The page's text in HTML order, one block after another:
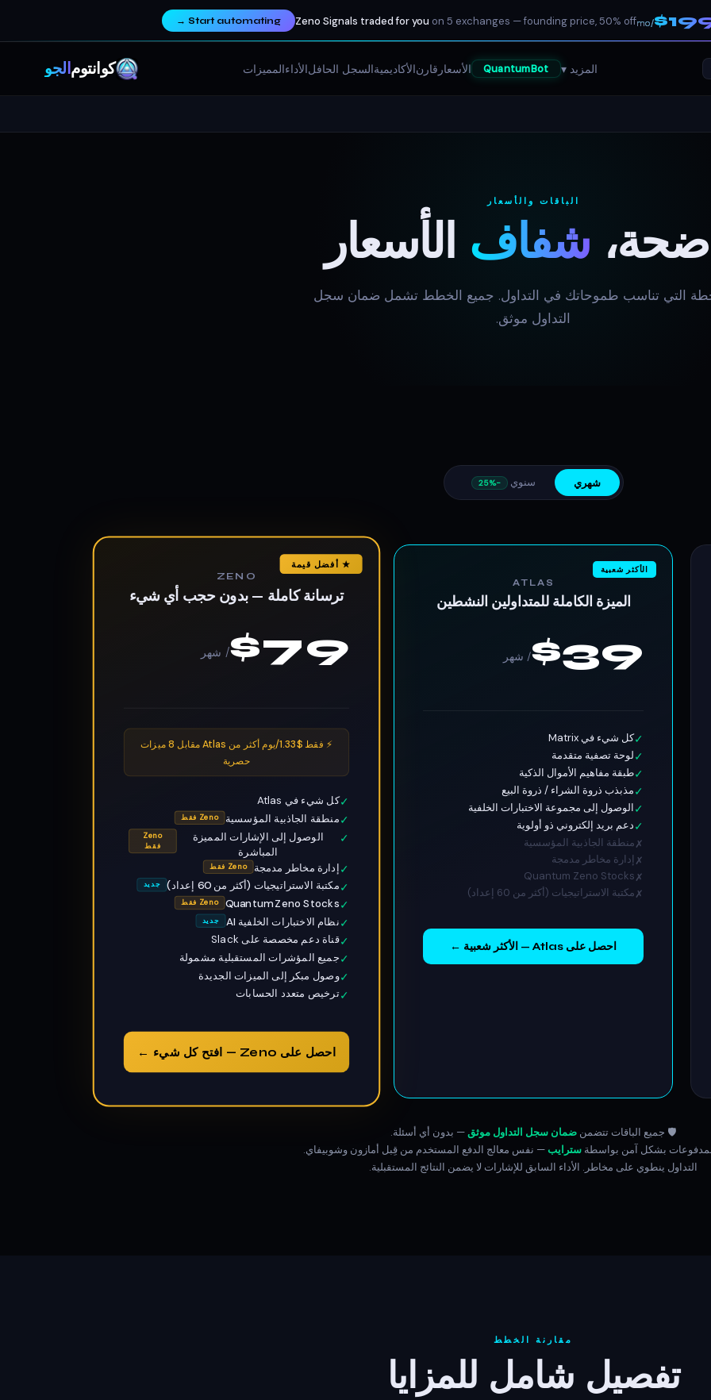
/mo
Zeno Signals traded for you on 5 exchanges — founding price, 50% off
Start automating
→
كوانتوم ألجو المميزاتالأداءالسجل الحافلالأكاديميةقارن الأسعار QuantumBot المزيد ▾
الباقات والأسعار
شفاف الأسعار
التي تناسب طموحاتك في التداول. جميع الخطط تشمل ضمان سجل
التداول موثق.
شهري سنوي −25%
الأكثر شعبية
ATLAS
الميزة الكاملة للمتداولين النشطين
$39/ شهر
✓كل شيء في Matrix
✓لوحة تصفية متقدمة
✓طبقة مفاهيم الأموال الذكية
✓مذبذب ذروة الشراء / ذروة البيع
✓الوصول إلى مجموعة الاختبارات الخلفية
✓دعم بريد إلكتروني ذو أولوية
✗منطقة الجاذبية المؤسسية
✗ إدارة مخاطر مدمجة
✗
Quantum Zeno Stocks
✗مكتبة الاستراتيجيات (أكثر من 60 إعداد)
احصل على Atlas — الأكثر شعبية ←
★ أفضل قيمة
ZENO
ترسانة كاملة — بدون حجب أي شيء
$79/ شهر
⚡ فقط $1.33/يوم أكثر من Atlas مقابل 8 ميزات
حصرية
✓كل شيء في Atlas
✓منطقة الجاذبية المؤسسية Zeno فقط
✓
الوصول إلى الإشارات المميزة
المباشرة
Zeno
فقط
✓إدارة مخاطر مدمجة Zeno فقط
✓مكتبة الاستراتيجيات (أكثر من 60 إعداد) جديد
✓
Quantum Zeno Stocks Zeno فقط
✓نظام الاختبارات الخلفية AI جديد
✓قناة دعم مخصصة على Slack
✓جميع المؤشرات المستقبلية مشمولة
✓وصول مبكر إلى الميزات الجديدة
✓ترخيص متعدد الحسابات
احصل على Zeno — افتح كل شيء ←
🛡️ جميع الباقات تتضمن ضمان سجل التداول موثق— بدون أي أسئلة.
بشكل آمن بواسطة سترايب— نفس معالج الدفع المستخدم من قِبل أمازون وشوبيفاي.
التداول ينطوي على مخاطر. الأداء السابق للإشارات لا يضمن النتائج المستقبلية.
مقارنة الخطط
تفصيل شامل للمزايا